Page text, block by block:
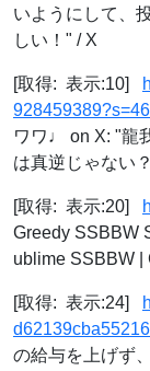
いようにして、
しい！" / X
[取得: 表示:10]
ワワ♩ on X: "龍
は真逆じゃない
[取得: 表示:20]
Greedy SSBBW
ublime SSBBW |
[取得: 表示:24]
の給与を上げず